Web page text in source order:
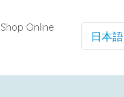
Shop Online
日本語